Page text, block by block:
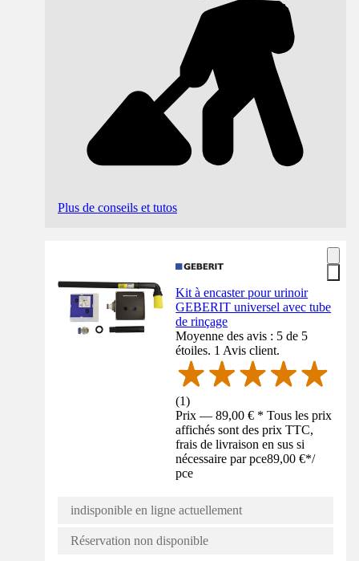
Plus de conseils et tutos
Kit à encaster pour urinoir
GEBERIT universel avec tube
de rinçage
Moyenne des avis : 5 de 5
étoiles. 1 Avis client.
(1)
Prix — 89,00 € * Tous les prix
affichés sont des prix TTC,
frais de livraison en sus si
nécessaire par pce89,00 €*/
pce
indisponible en ligne actuellement
Réservation non disponible